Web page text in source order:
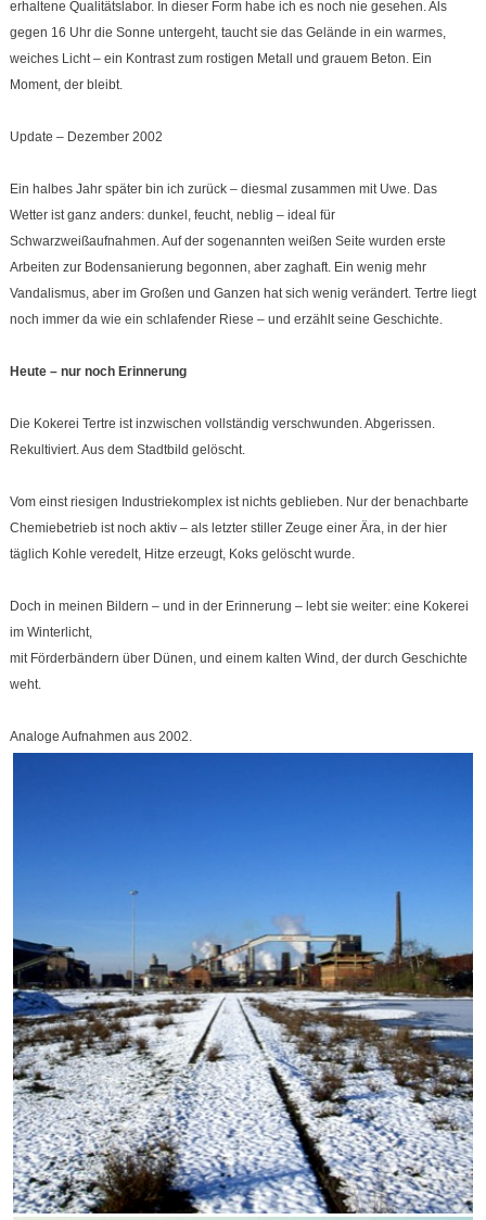
erhaltene Qualitätslabor. In dieser Form habe ich es noch nie gesehen. Als
gegen 16 Uhr die Sonne untergeht, taucht sie das Gelände in ein warmes,
weiches Licht – ein Kontrast zum rostigen Metall und grauem Beton. Ein
Moment, der bleibt.
Update – Dezember 2002
Ein halbes Jahr später bin ich zurück – diesmal zusammen mit Uwe. Das
Wetter ist ganz anders: dunkel, feucht, neblig – ideal für
Schwarzweißaufnahmen. Auf der sogenannten weißen Seite wurden erste
Arbeiten zur Bodensanierung begonnen, aber zaghaft. Ein wenig mehr
Vandalismus, aber im Großen und Ganzen hat sich wenig verändert. Tertre liegt
noch immer da wie ein schlafender Riese – und erzählt seine Geschichte.
Heute – nur noch Erinnerung
Die Kokerei Tertre ist inzwischen vollständig verschwunden. Abgerissen.
Rekultiviert. Aus dem Stadtbild gelöscht.
Vom einst riesigen Industriekomplex ist nichts geblieben. Nur der benachbarte
Chemiebetrieb ist noch aktiv – als letzter stiller Zeuge einer Ära, in der hier
täglich Kohle veredelt, Hitze erzeugt, Koks gelöscht wurde.
Doch in meinen Bildern – und in der Erinnerung – lebt sie weiter: eine Kokerei
im Winterlicht,
mit Förderbändern über Dünen, und einem kalten Wind, der durch Geschichte
weht.
Analoge Aufnahmen aus 2002.